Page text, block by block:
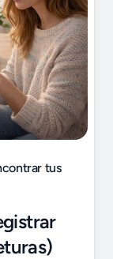
tus